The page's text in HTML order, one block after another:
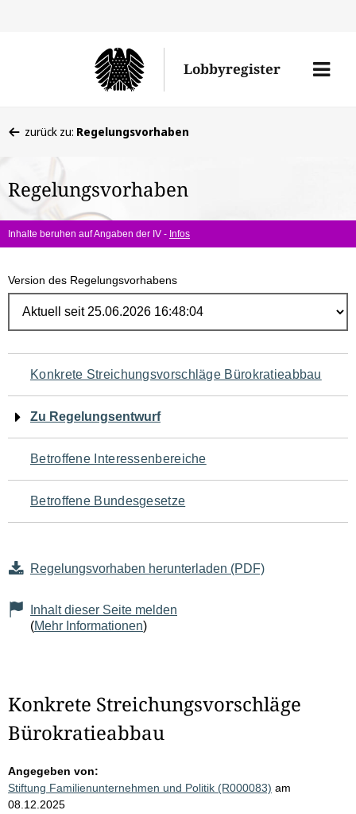
Lobbyregister
Menü
befinden
hier:
zurück zu: Regelungsvorhaben
Regelungsvorhaben
Inhalte beruhen auf Angaben der IV - Infos
Version des Regelungsvorhabens
Navigation
für
den
Seiteninhalt
Konkrete Streichungsvorschläge Bürokratieabbau
Zu Regelungsentwurf
Betroffene Interessenbereiche
Betroffene Bundesgesetze
Regelungsvorhaben herunterladen (PDF)
Inhalt dieser Seite melden
(Mehr Informationen)
Konkrete Streichungsvorschläge
Bürokratieabbau
Angegeben von:
Stiftung Familienunternehmen und Politik (R000083) am
08.12.2025